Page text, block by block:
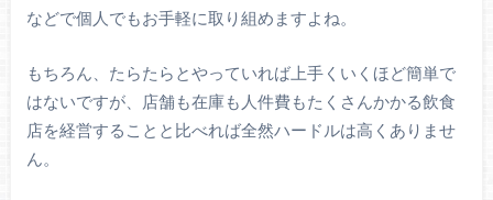
などで個人でもお手軽に取り組めますよね。
もちろん、たらたらとやっていれば上手くいくほど簡単で
はないですが、店舗も在庫も人件費もたくさんかかる飲食
店を経営することと比べれば全然ハードルは高くありませ
ん。